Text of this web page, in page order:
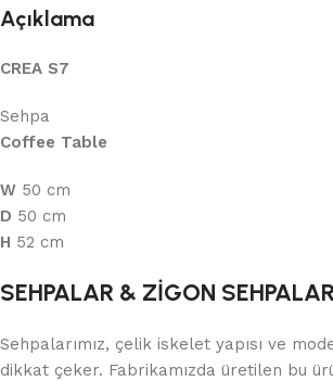
Açıklama
CREA S7
Sehpa
Coffee Table
W 50 cm
D 50 cm
H 52 cm
SEHPALAR & ZİGON
Sehpalarımız, çelik iskelet yapısı ve
dikkat çeker. Fabrikamızda üretilen bu